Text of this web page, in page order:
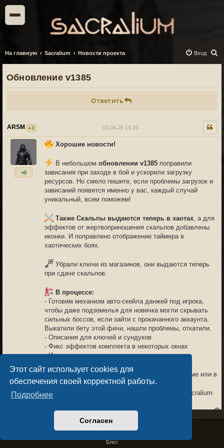
Этот сайт использует cookies для
обеспечения своей корректной работы.
Подробнее
Согласен
На главную Sacralium Новости проекта
о
Вход
Обновление v1385
Ответить
ARSM 3 03.04.26 14:20
+9
Хорошие новости!
В небольшом обновлении v1385 поправили
зависания при заходе в бой и ускорили загрузку
ресурсов. Но смело пишите, если проблемы загрузок и
зависаний появятся именно у вас, каждый случай
уникальный, всем поможем!
Также Скальпы выдаются теперь в хаотах, а для
эффектов от жертвоприношения скальпов добавлены
иконки. И поправлено отображение таймера в
хаотических боях.
Убрали ключи из магазинов, они выдаются теперь
при сдаче скальпов.
В процессе:
- Готовим механизм авто-скейла данжей под игрока,
чтобы даже подземелья для новичка могли скрывать
сильных боссов, если зайти с прокачанного аккаунта.
Выкатили бету этой фичи, нашли проблемы, откатили.
- Описания для ключей и сундуков
- Фикс эффектов комплекта в некоторых окнах
- И многое другое
Обсудить обновление можно здесь на форуме или в
чате канала https://t.me/sacraliumchat
Спасибо всем, кто с нами и помогает делать Sacralium
NEUK 03.04.26 15:44
Privacy PolicyLicense Agreement
Copyright © Sacralium Games 2023-
Блог